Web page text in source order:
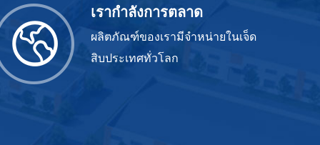
เรากำลังการตลาด
ผลิตภัณฑ์ของเรามีจำหน่ายในเจ็ด
สิบประเทศทั่วโลก